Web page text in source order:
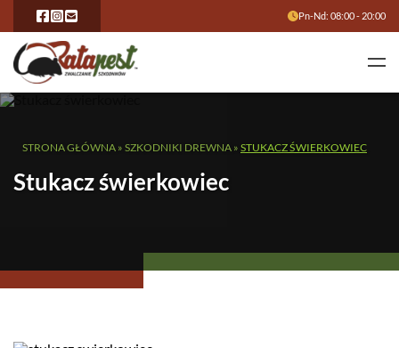
Pn-Nd: 08:00 - 20:00
STRONA GŁÓWNA » SZKODNIKI DREWNA » STUKACZ ŚWIERKOWIEC
Stukacz świerkowiec